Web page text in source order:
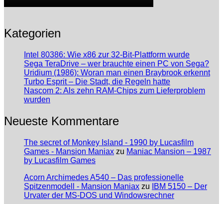
Kategorien
Intel 80386: Wie x86 zur 32-Bit-Plattform wurde
Sega TeraDrive – wer brauchte einen PC von Sega?
Uridium (1986): Woran man einen Braybrook erkennt
Turbo Esprit – Die Stadt, die Regeln hatte
Nascom 2: Als zehn RAM-Chips zum Lieferproblem
wurden
Neueste Kommentare
The secret of Monkey Island - 1990 by Lucasfilm
Games - Mansion Maniax zu Maniac Mansion – 1987
by Lucasfilm Games
Acorn Archimedes A540 – Das professionelle
Spitzenmodell - Mansion Maniax zu
IBM 5150 – Der
Urvater der MS-DOS und Windowsrechner